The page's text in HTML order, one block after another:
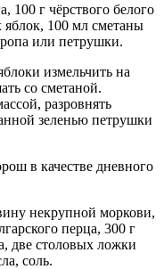
100 г чёрствого белого
яблок, 100 мл сметаны
или петрушки.
измельчить на
со сметаной.
разровнять
зеленью петрушки
в качестве дневного
некрупной моркови,
перца, 300 г
две столовых ложки
соль.